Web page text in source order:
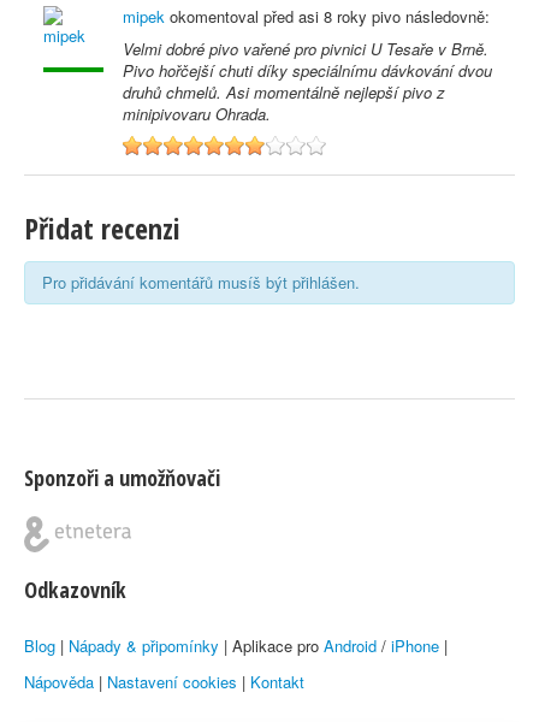
mipek okomentoval před asi 8 roky pivo následovně:
Velmi dobré pivo vařené pro pivnici U Tesaře v Brně.
Pivo hořčejší chuti díky speciálnímu dávkování dvou
druhů chmelů. Asi momentálně nejlepší pivo z
minipivovaru Ohrada.
7
Přidat recenzi
Pro přidávání komentářů musíš být přihlášen.
Sponzoři a umožňovači
Odkazovník
Blog | Nápady & připomínky | Aplikace pro Android / iPhone |
Nápověda | Nastavení cookies | Kontakt